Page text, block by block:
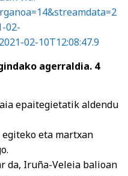
02-
02-10T12:08:47.9
agerraldia. 4
epaitegietatik aldendu
eta martxan
da, Iruña-Veleia balioan